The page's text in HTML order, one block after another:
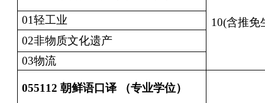
10(含推免
01轻工业
02非物质文化遗产
03物流
055112 朝鲜语口译 （专业学位）